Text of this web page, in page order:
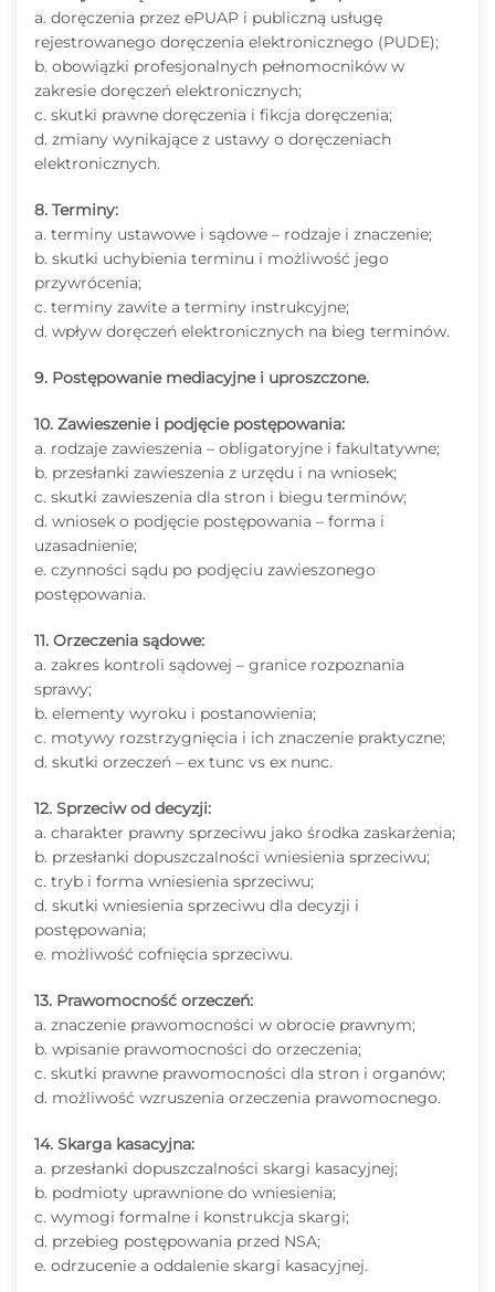
a. doręczenia przez ePUAP i publiczną usługę
rejestrowanego doręczenia elektronicznego (PUDE);
b. obowiązki profesjonalnych pełnomocników w
zakresie doręczeń elektronicznych;
c. skutki prawne doręczenia i fikcja doręczenia;
d. zmiany wynikające z ustawy o doręczeniach
elektronicznych.
8. Terminy:
a. terminy ustawowe i sądowe – rodzaje i znaczenie;
b. skutki uchybienia terminu i możliwość jego
przywrócenia;
c. terminy zawite a terminy instrukcyjne;
d. wpływ doręczeń elektronicznych na bieg terminów.
9. Postępowanie mediacyjne i uproszczone.
10. Zawieszenie i podjęcie postępowania:
a. rodzaje zawieszenia – obligatoryjne i fakultatywne;
b. przesłanki zawieszenia z urzędu i na wniosek;
c. skutki zawieszenia dla stron i biegu terminów;
d. wniosek o podjęcie postępowania – forma i
uzasadnienie;
e. czynności sądu po podjęciu zawieszonego
postępowania.
11. Orzeczenia sądowe:
a. zakres kontroli sądowej – granice rozpoznania
sprawy;
b. elementy wyroku i postanowienia;
c. motywy rozstrzygnięcia i ich znaczenie praktyczne;
d. skutki orzeczeń – ex tunc vs ex nunc.
12. Sprzeciw od decyzji:
a. charakter prawny sprzeciwu jako środka zaskarżenia;
b. przesłanki dopuszczalności wniesienia sprzeciwu;
c. tryb i forma wniesienia sprzeciwu;
d. skutki wniesienia sprzeciwu dla decyzji i
postępowania;
e. możliwość cofnięcia sprzeciwu.
13. Prawomocność orzeczeń:
a. znaczenie prawomocności w obrocie prawnym;
b. wpisanie prawomocności do orzeczenia;
c. skutki prawne prawomocności dla stron i organów;
d. możliwość wzruszenia orzeczenia prawomocnego.
14. Skarga kasacyjna:
a. przesłanki dopuszczalności skargi kasacyjnej;
b. podmioty uprawnione do wniesienia;
c. wymogi formalne i konstrukcja skargi;
d. przebieg postępowania przed NSA;
e. odrzucenie a oddalenie skargi kasacyjnej.